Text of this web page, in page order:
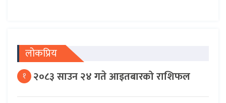
लोकप्रिय
१ २०८३ साउन २४ गते आइतबारको राशिफल